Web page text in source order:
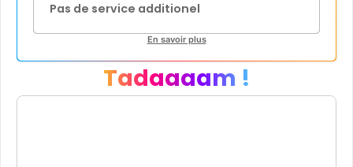
Pas de service additionel
En savoir plus
Tadaaaam !